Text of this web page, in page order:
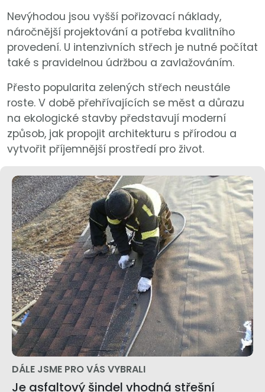
Nevýhodou jsou vyšší pořizovací náklady,
náročnější projektování a potřeba kvalitního
provedení. U intenzivních střech je nutné počítat
také s pravidelnou údržbou a zavlažováním.
Přesto popularita zelených střech neustále
roste. V době přehřívajících se měst a důrazu
na ekologické stavby představují moderní
způsob, jak propojit architekturu s přírodou a
vytvořit příjemnější prostředí pro život.
DÁLE JSME PRO VÁS VYBRALI
Je asfaltový šindel vhodná střešní